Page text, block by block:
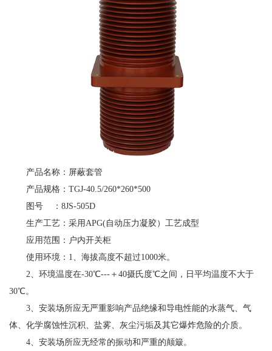
产品名称：屏蔽套管
产品规格：TGJ-40.5/260*260*500
图号 ：8JS-505D
生产工艺：采用APG(自动压力凝胶）工艺成型
应用范围：户内开关柜
使用环境：1、海拔高度不超过1000米。
2、环境温度在-30℃---＋40摄氏度℃之间，日平均温度不大于
30℃。
3、安装场所应无严重影响产品绝缘和导电性能的水蒸气、气
体、化学腐蚀性沉积、盐雾、灰尘污垢及其它爆炸危险的介质。
4、安装场所应无经常的振动和严重的颠簸。